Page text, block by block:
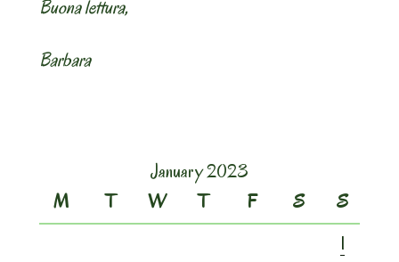
Buona lettura,
Barbara
January 2023
M
T W T F S
S
1